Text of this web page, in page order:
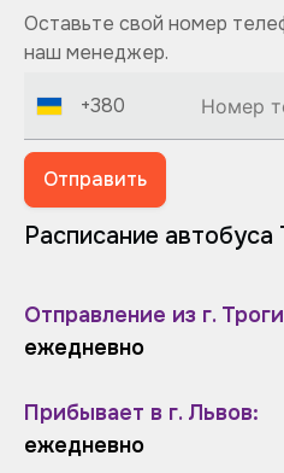
Оставьте свой номер
наш менеджер.
+380
Отправить
Расписание
Отправление из г.
ежедневно
Прибывает в г. Львов:
ежедневно